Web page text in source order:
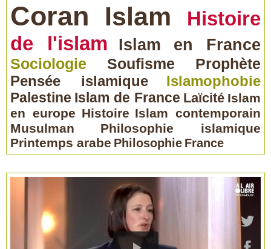
Coran Islam
Histoire
de l'islam
Islam en France
Sociologie Soufisme
Prophète
Pensée islamique
Islamophobie
Palestine Islam de France Laïcité Islam
en europe Histoire Islam contemporain
Musulman
Philosophie islamique
Printemps arabe Philosophie France